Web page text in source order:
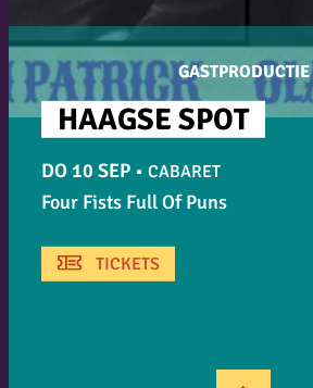
GASTPRODUCTIE
DO 10 SEP • CABARET
HAAGSE SPOT
Four Fists Full Of Puns
TICKETS